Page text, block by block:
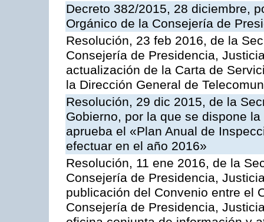
Decreto 382/2015, 28 diciembre,
Orgánico de la Consejería de
Resolución, 23 feb 2016, de la
Consejería de Presidencia,
actualización de la Carta de
la Dirección General de
Resolución, 29 dic 2015, de la
Gobierno, por la que se dispone
aprueba el «Plan Anual de
efectuar en el año 2016»
Resolución, 11 ene 2016, de la
Consejería de Presidencia,
publicación del Convenio entre el
Consejería de Presidencia,